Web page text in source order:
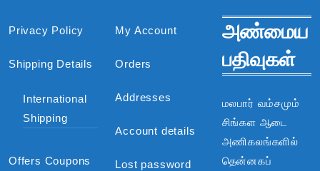
Privacy Policy
Shipping Details
International
Shipping
Offers Coupons
My Account
Orders
Addresses
Account details
Lost password
அண்மைய
பதிவுகள்
மலபார் வம்சமும்
சிங்கள ஆடை
அணிகலங்களில்
தென்னகப்